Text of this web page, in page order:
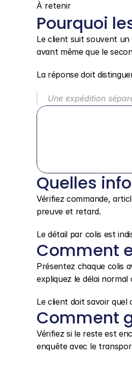
À retenir
Pourquoi
Le client suit souvent
avant même que le
La réponse doit
Une expédition
Quelles
Vérifiez commande,
preuve et retard.
Le détail par colis est
Comment
Présentez chaque colis
expliquez le délai
Le client doit savoir quel
Comment
Vérifiez si le reste est
enquête avec le